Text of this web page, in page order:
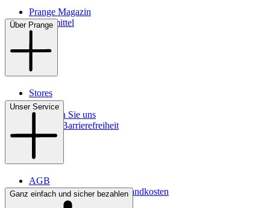
Prange Magazin
Pflegemittel
Über Prange
Stores
Kontakt
So finden Sie uns
Digitale Barrierefreiheit
Unser Service
AGB
Lieferbedingungen & Versandkosten
Bezahlung
Ganz einfach und sicher bezahlen